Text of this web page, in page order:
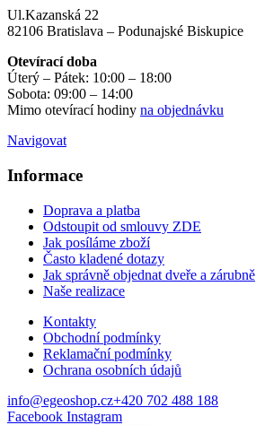
Ul.Kazanská 22
82106 Bratislava – Podunajské Biskupice
Otevírací doba
Úterý – Pátek: 10:00 – 18:00
Sobota: 09:00 – 14:00
Mimo otevírací hodiny na objednávku
Navigovat
Informace
Doprava a platba
Odstoupit od smlouvy ZDE
Jak posíláme zboží
Často kladené dotazy
Jak správně objednat dveře a zárubně
Naše realizace
Kontakty
Obchodní podmínky
Reklamační podmínky
Ochrana osobních údajů
info@egeoshop.cz+420 702 488 188
Facebook Instagram